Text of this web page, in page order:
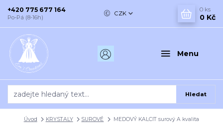
Menu
CZK
Hledat
+420 775 677 164
Po-Pá (8-16h)
0 ks
0 Kč
Úvod KRYSTALY SUROVÉ MEDOVÝ KALCIT surový A kvalita